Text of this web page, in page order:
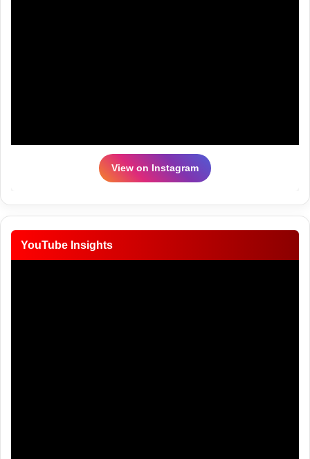
View on Instagram
YouTube Insights